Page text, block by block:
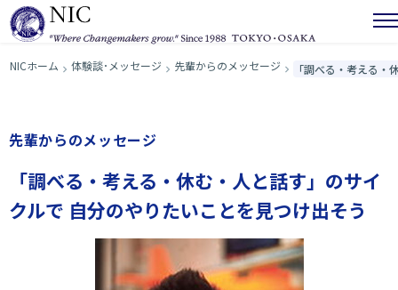
NICホーム 体験談･メッセージ 先輩からのメッセージ 「調べる・考える
先輩からのメッセージ
「調べる・考える・休む・人と話す」のサイ
クルで 自分のやりたいことを見つけ出そう